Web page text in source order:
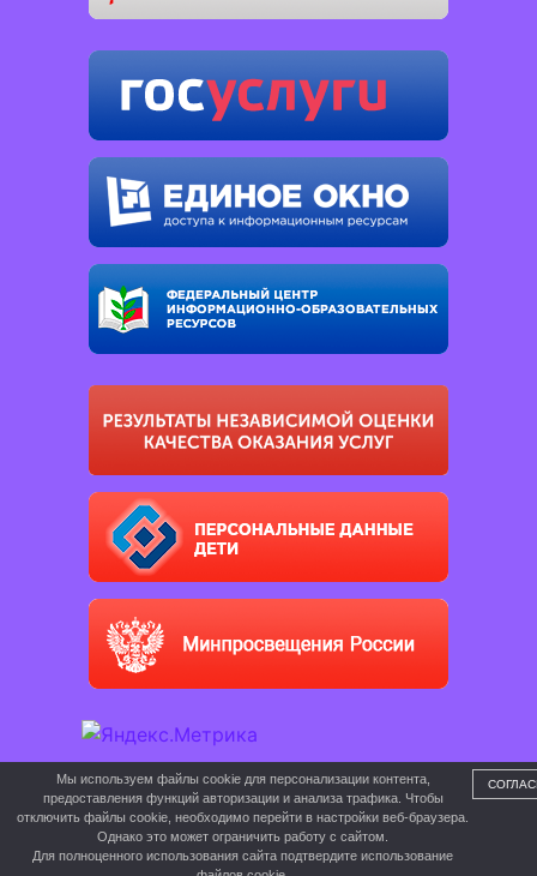
Мы используем файлы cookie для персонализации контента,
предоставления функций авторизации и анализа трафика. Чтобы
отключить файлы cookie, необходимо перейти в настройки веб-браузера.
Однако это может ограничить работу с сайтом.
Для полноценного использования сайта подтвердите использование